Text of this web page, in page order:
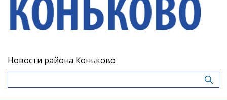
Новости района Коньково